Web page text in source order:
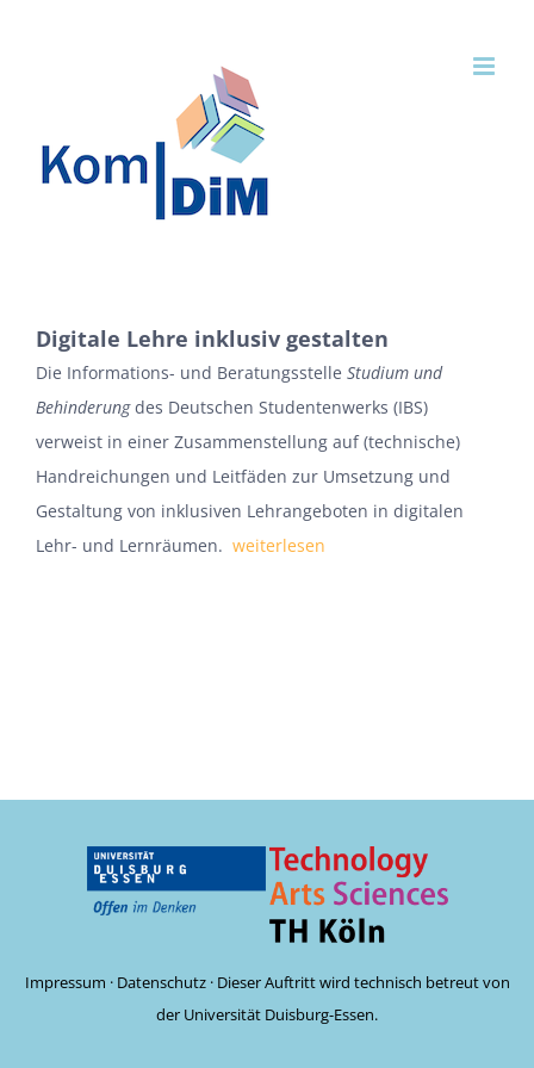
Digitale Lehre inklusiv gestalten
Die Informations- und Beratungsstelle Studium und
Behinderungdes Deutschen Studentenwerks (IBS)
verweist in einer Zusammenstellung auf (technische)
Handreichungen und Leitfäden zur Umsetzung und
Gestaltung von inklusiven Lehrangeboten in digitalen
Lehr- und Lernräumen. weiterlesen
Impressum · Datenschutz· Dieser Auftritt wird technisch betreut von
der Universität Duisburg-Essen.